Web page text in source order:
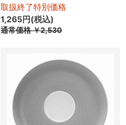
取扱終了特別価格
1,265円(税込)
通常価格￥2,530